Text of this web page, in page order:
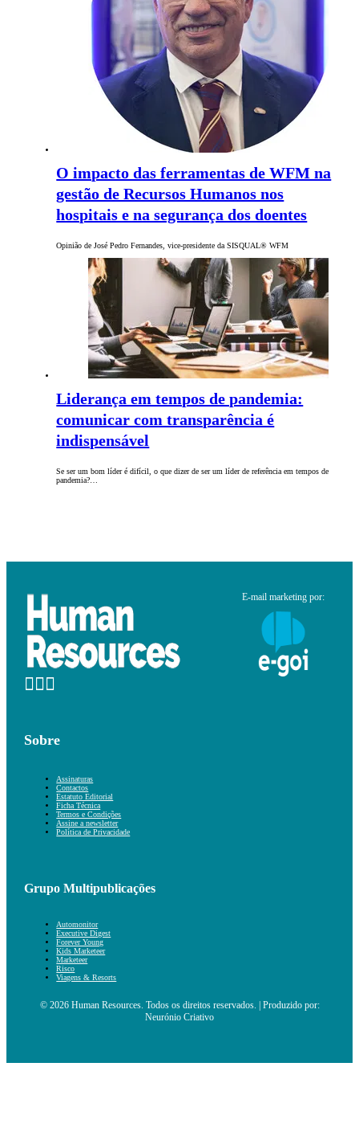
O impacto das ferramentas de WFM na
gestão de Recursos Humanos nos
hospitais e na segurança dos doentes
Opinião de José Pedro Fernandes, vice-presidente da SISQUAL® WFM
Liderança em tempos de pandemia:
comunicar com transparência é
indispensável
Se ser um bom líder é difícil, o que dizer de ser um líder de referência em tempos de
pandemia?…
E-mail marketing por:
Sobre
Assinaturas
Contactos
Estatuto Editorial
Ficha Técnica
Termos e Condições
Assine a newsletter
Política de Privacidade
Grupo Multipublicações
Automonitor
Executive Digest
Forever Young
Kids Marketeer
Marketeer
Risco
Viagens & Resorts
© 2026 Human Resources. Todos os direitos reservados. | Produzido por:
Neurónio Criativo